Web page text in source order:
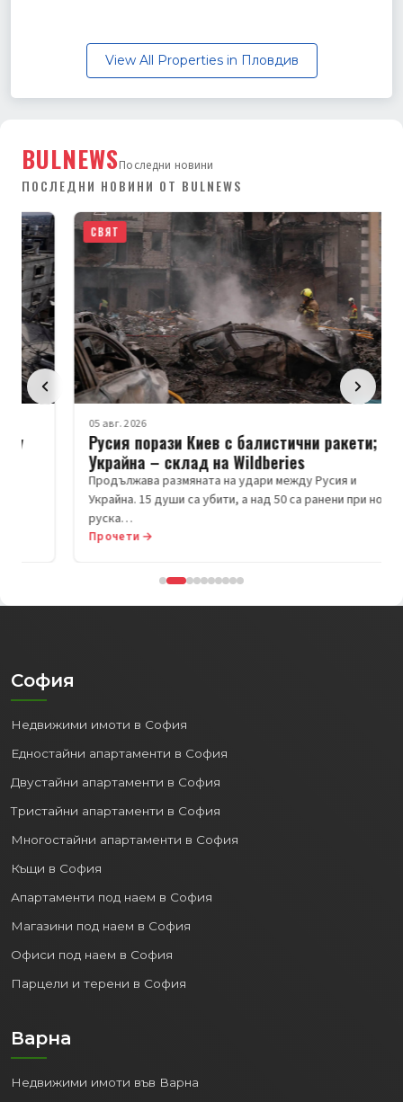
View All Properties in Пловдив
BULNEWSПоследни новини
ПОСЛЕДНИ НОВИНИ ОТ BULNEWS
СВЯТ
05 авг. 2026
Русия порази Киев с балистични ракети;
Украйна – склад на Wildberies
Продължава размяната на удари между Русия и
Украйна. 15 души са убити, а над 50 са ранени при нова
руска…
Прочети →
София
Недвижими имоти в София
Едностайни апартаменти в София
Двустайни апартаменти в София
Тристайни апартаменти в София
Многостайни апартаменти в София
Къщи в София
Апартаменти под наем в София
Магазини под наем в София
Офиси под наем в София
Парцели и терени в София
Варна
Недвижими имоти във Варна